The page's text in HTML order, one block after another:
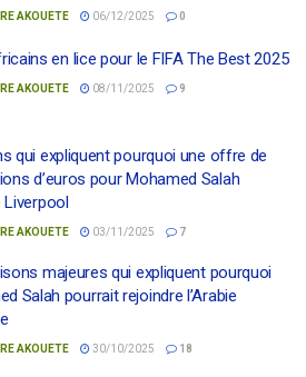
AKOUETE 06/12/2025 0
en lice pour le FIFA The Best 2025
AKOUETE 08/11/2025 9
qui expliquent pourquoi une offre de
d’euros pour Mohamed Salah
Liverpool
AKOUETE 03/11/2025 7
majeures qui expliquent pourquoi
Salah pourrait rejoindre l’Arabie
AKOUETE 30/10/2025 18